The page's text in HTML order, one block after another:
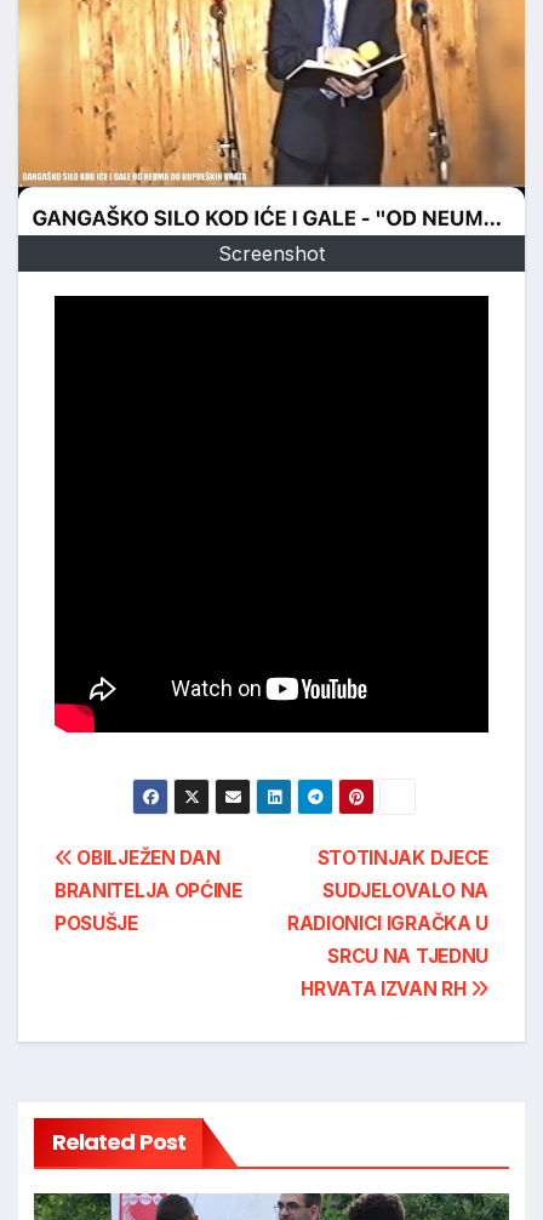
Screenshot
Post
navigation
STOTINJAK DJECE
SUDJELOVALO NA
RADIONICI IGRAČKA U
SRCU NA TJEDNU
HRVATA IZVAN RH
OBILJEŽEN DAN
BRANITELJA OPĆINE
POSUŠJE
Related Post